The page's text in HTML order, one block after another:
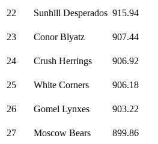
22
Sunhill Desperados 915.94
23
Conor Blyatz 907.44
24
Crush Herrings 906.92
25
White Corners 906.18
26
Gomel Lynxes 903.22
27
Moscow Bears 899.86